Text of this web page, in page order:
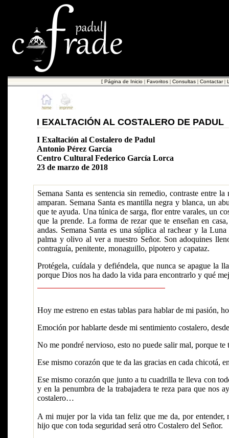
[ Página de Inicio | Favoritos | Consultas | Contactar|
I EXALTACIÓN AL COSTALERO DE PADUL
I Exaltación al Costalero de Padul
Antonio Pérez García
Centro Cultural Federico García Lorca
23 de marzo de 2018
Semana Santa es sentencia sin remedio, contraste entre
amparan. Semana Santa es mantilla negra y blanca, un
que te ayuda. Una túnica de sarga, flor entre varales, un
que la prende. La forma de rezar que te enseñan en
andas. Semana Santa es una súplica al rachear y la
palma y olivo al ver a nuestro Señor. Son adoquines
contraguía, penitente, monaguillo, pipotero y capataz.
Protégela, cuídala y defiéndela, que nunca se apague la
porque Dios nos ha dado la vida para encontrarlo y qué
Hoy me estreno en estas tablas para hablar de mi pasión,
Emoción por hablarte desde mi sentimiento costalero,
No me pondré nervioso, esto no puede salir mal, porque
Ese mismo corazón que te da las gracias en cada chicotá,
Ese mismo corazón que junto a tu cuadrilla te lleva con
y en la penumbra de la trabajadera te reza para que nos
costalero…
A mi mujer por la vida tan feliz que me da, por entender,
hijo que con toda seguridad será otro Costalero del Señor.